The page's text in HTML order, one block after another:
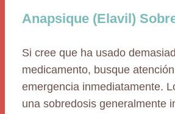
Anapsique (Elavil)
Si cree que ha usado
medicamento, busque
emergencia inmediatamente.
una sobredosis generalmente